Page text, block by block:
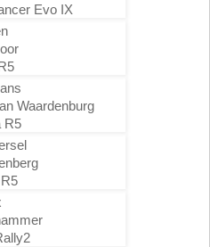
Evo IX
Waardenburg
R5